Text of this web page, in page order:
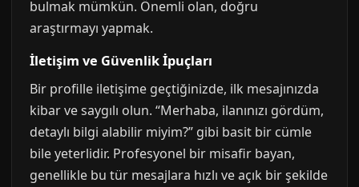
bulmak mümkün. Önemli olan, doğru
araştırmayı yapmak.
İletişim ve Güvenlik İpuçları
Bir profille iletişime geçtiğinizde, ilk mesajınızda
kibar ve saygılı olun. “Merhaba, ilanınızı gördüm,
detaylı bilgi alabilir miyim?” gibi basit bir cümle
bile yeterlidir. Profesyonel bir misafir bayan,
genellikle bu tür mesajlara hızlı ve açık bir şekilde